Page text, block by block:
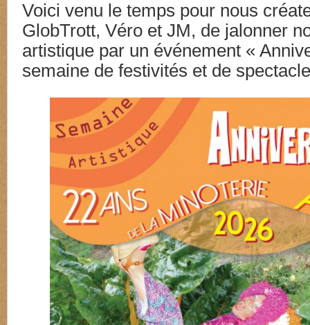
Voici venu le temps pour nous
GlobTrott, Véro et JM, de jalonner
artistique par un événement «
semaine de festivités et de